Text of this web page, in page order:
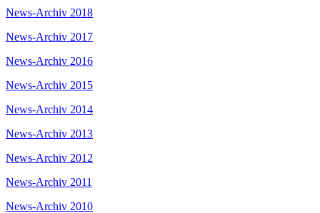
News-Archiv 2018
News-Archiv 2017
News-Archiv 2016
News-Archiv 2015
News-Archiv 2014
News-Archiv 2013
News-Archiv 2012
News-Archiv 2011
News-Archiv 2010